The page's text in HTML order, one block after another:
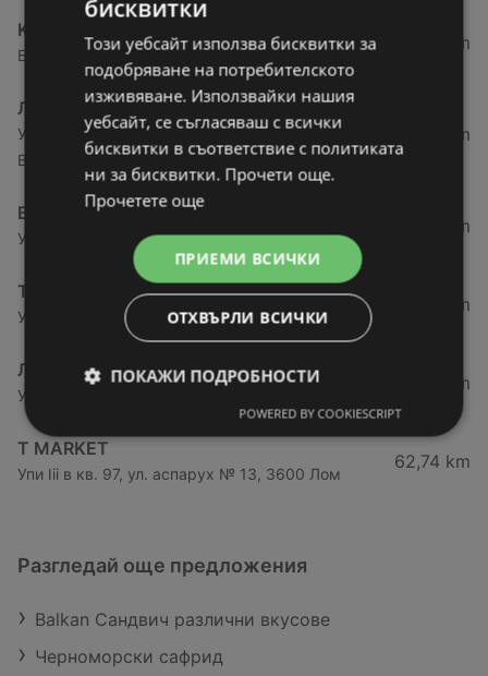
Kaufland хипермаркет
Бул. Панония № 41, 3700 Видин
27,69 km
ЛИДЛ
Ул. „Академик Стефан Младенов“ № 20, 3700
Видин
27,78 km
BILLA
Ул. „Райна Княгиня“ 3, 3700 Видин
28,72 km
T MARKET
Ул. Железничарска № 19, 3700 Видин
28,91 km
ЛИДЛ
Ул. Георги Димитров 41а, 3600 Лом
61,76 km
T MARKET
Упи Iii в кв. 97, ул. аспарух № 13, 3600 Лом
62,74 km
Разгледай още предложения
Balkan Сандвич различни вкусове
Черноморски сафрид
бисквитки
Този уебсайт използва бисквитки за
подобряване на потребителското
изживяване. Използвайки нашия
уебсайт, се съгласяваш с всички
бисквитки в съответствие с политиката
ни за бисквитки. Прочети още.
Прочетете още
ПРИЕМИ ВСИЧКИ
ОТХВЪРЛИ ВСИЧКИ
ПОКАЖИ ПОДРОБНОСТИ
POWERED BY COOKIESCRIPT